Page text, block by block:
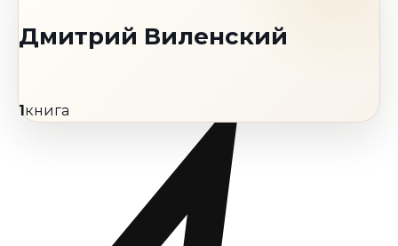
Дмитрий Виленский
1книга